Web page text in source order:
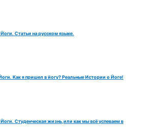
Статьи на русском языке.
Как я пришел в йогу? Реальные Истории о Йоге!
Студенческая жизнь,или как мы всё успеваем в